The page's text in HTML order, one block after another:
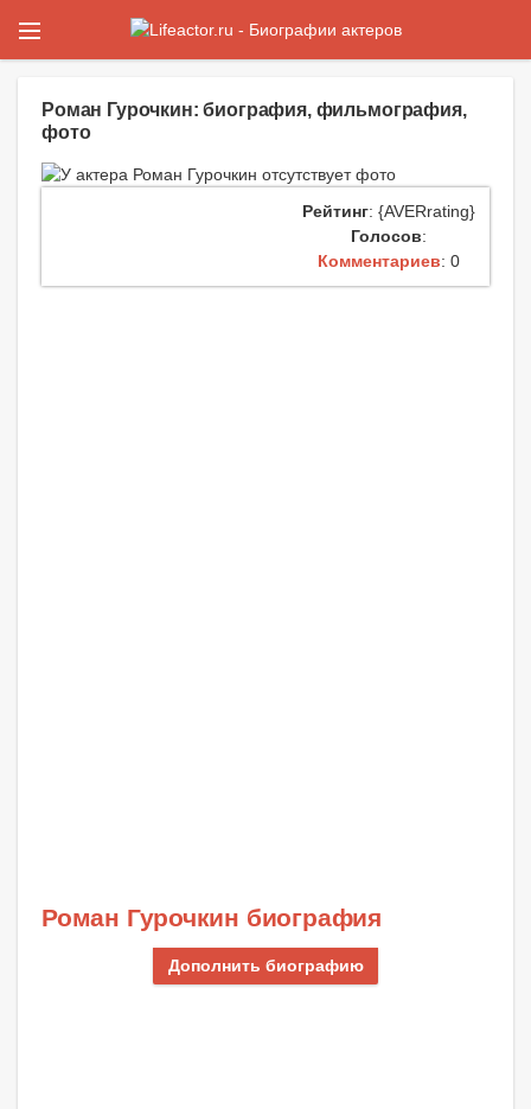
Роман Гурочкин: биография, фильмография,
фото
Рейтинг: {AVERrating}
Голосов:
Комментариев: 0
Роман Гурочкин биография
Дополнить биографию